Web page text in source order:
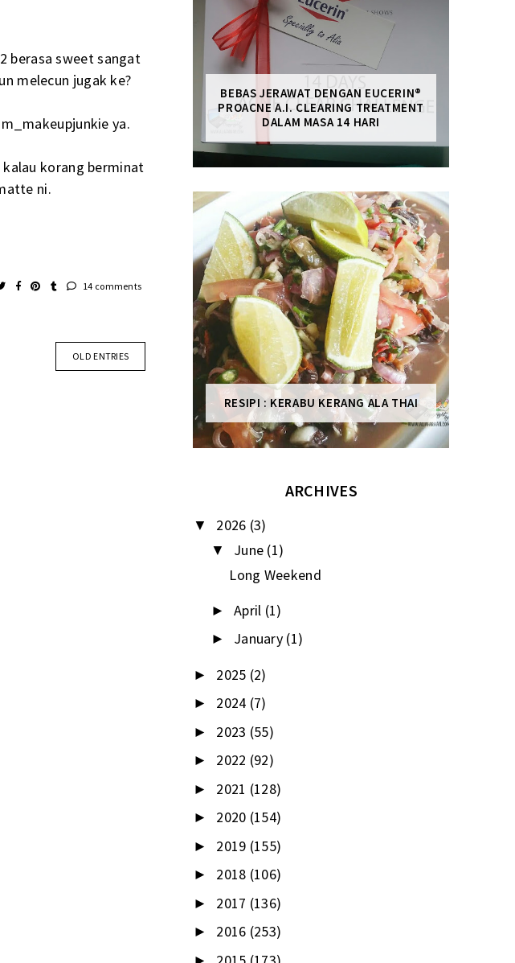
berasa sweet sangat
melecun jugak ke?
ya.
kalau korang berminat
ni.
14 comments
OLD ENTRIES
BEBAS JERAWAT DENGAN EUCERIN®
PROACNE A.I. CLEARING TREATMENT
DALAM MASA 14 HARI
RESIPI : KERABU KERANG ALA THAI
ARCHIVES
▼ 2026 (3)
▼ June (1)
Long Weekend
► April (1)
► January (1)
► 2025 (2)
► 2024 (7)
► 2023 (55)
► 2022 (92)
► 2021 (128)
► 2020 (154)
► 2019 (155)
► 2018 (106)
► 2017 (136)
► 2016 (253)